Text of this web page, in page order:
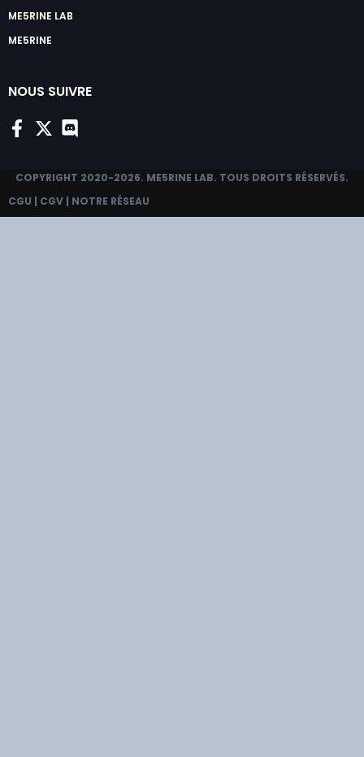
ME5RINE LAB
ME5RINE
NOUS SUIVRE
COPYRIGHT 2020-2026. ME5RINE LAB. TOUS DROITS RÉSERVÉS.
CGU | CGV | NOTRE RÉSEAU